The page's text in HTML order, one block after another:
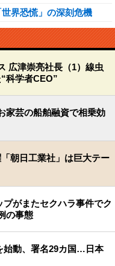
界恐慌」の深刻危機
広津崇亮社長（1）線虫
科学者CEO”
家芸の船舶融資で相乗効
朝日工業社」は巨大テー
がまたセクハラ事件でク
の事態
始動、署名29カ国…日本